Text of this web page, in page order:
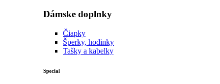
Dámske doplnky
Čiapky
Šperky, hodinky
Tašky a kabelky
Special